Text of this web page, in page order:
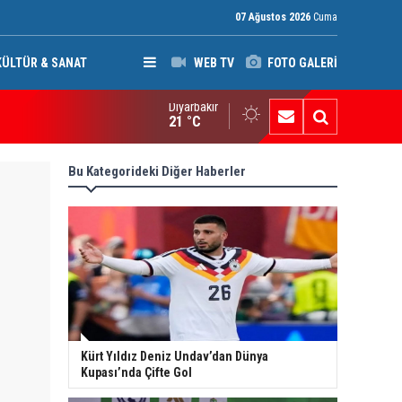
07 Ağustos 2026 Cuma
WEB TV FOTO GALERİ
& SANAT
Silah bırakmayan gruplara terör yasası uygulanacak
Diyarbakır
21 °C
Bu Kategorideki Diğer Haberler
Kürt Yıldız Deniz Undav’dan Dünya
Kupası’nda Çifte Gol